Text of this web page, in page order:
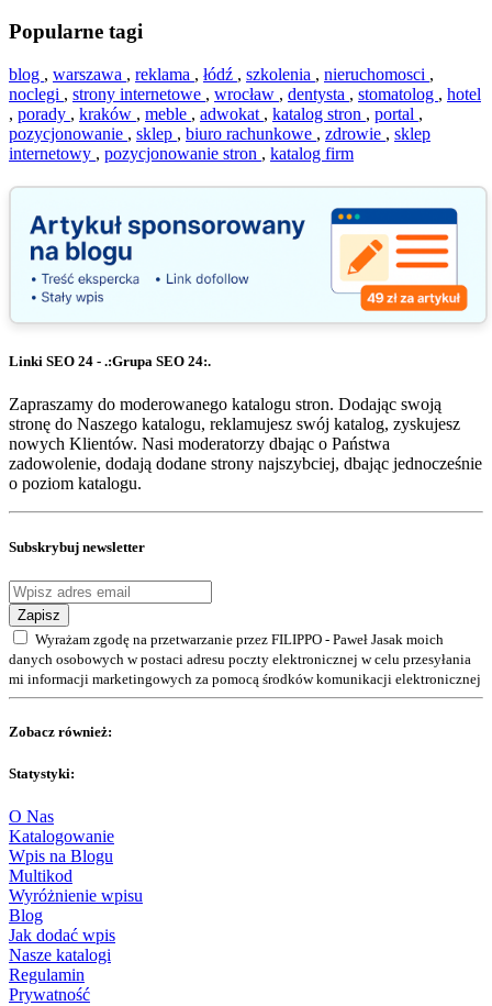
Popularne tagi
blog , warszawa , reklama , łódź , szkolenia , nieruchomosci ,
noclegi , strony internetowe , wrocław , dentysta , stomatolog , hotel
, porady , kraków , meble , adwokat , katalog stron , portal ,
pozycjonowanie , sklep , biuro rachunkowe , zdrowie , sklep
internetowy , pozycjonowanie stron , katalog firm
Linki SEO 24 - .:Grupa SEO 24:.
Zapraszamy do moderowanego katalogu stron. Dodając swoją
stronę do Naszego katalogu, reklamujesz swój katalog, zyskujesz
nowych Klientów. Nasi moderatorzy dbając o Państwa
zadowolenie, dodają dodane strony najszybciej, dbając jednocześnie
o poziom katalogu.
Subskrybuj newsletter
Zapisz
Wyrażam zgodę na przetwarzanie przez FILIPPO - Paweł Jasak moich
danych osobowych w postaci adresu poczty elektronicznej w celu przesyłania
mi informacji marketingowych za pomocą środków komunikacji elektronicznej
Zobacz również:
Statystyki:
O Nas
Katalogowanie
Wpis na Blogu
Multikod
Wyróżnienie wpisu
Blog
Jak dodać wpis
Nasze katalogi
Regulamin
Prywatność